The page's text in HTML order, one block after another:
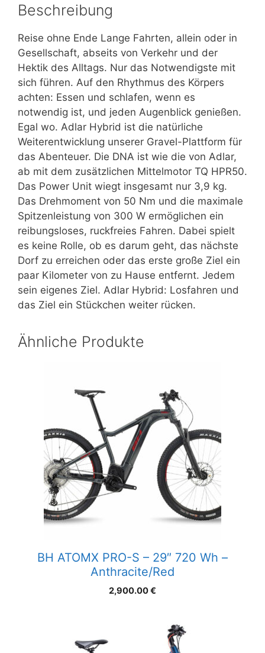
Beschreibung
Reise ohne Ende Lange Fahrten, allein oder in
Gesellschaft, abseits von Verkehr und der
Hektik des Alltags. Nur das Notwendigste mit
sich führen. Auf den Rhythmus des Körpers
achten: Essen und schlafen, wenn es
notwendig ist, und jeden Augenblick genießen.
Egal wo. Adlar Hybrid ist die natürliche
Weiterentwicklung unserer Gravel-Plattform für
das Abenteuer. Die DNA ist wie die von Adlar,
ab mit dem zusätzlichen Mittelmotor TQ HPR50.
Das Power Unit wiegt insgesamt nur 3,9 kg.
Das Drehmoment von 50 Nm und die maximale
Spitzenleistung von 300 W ermöglichen ein
reibungsloses, ruckfreies Fahren. Dabei spielt
es keine Rolle, ob es darum geht, das nächste
Dorf zu erreichen oder das erste große Ziel ein
paar Kilometer von zu Hause entfernt. Jedem
sein eigenes Ziel. Adlar Hybrid: Losfahren und
das Ziel ein Stückchen weiter rücken.
Ähnliche Produkte
BH ATOMX PRO-S – 29″ 720 Wh –
Anthracite/Red
2,900.00€